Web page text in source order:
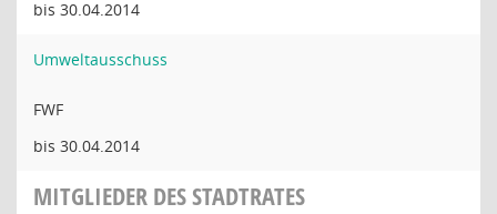
bis 30.04.2014
Umweltausschuss
FWF
bis 30.04.2014
MITGLIEDER DES STADTRATES